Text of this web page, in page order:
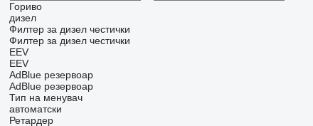
Гориво
дизел
Филтер за дизел честички
Филтер за дизел честички
EEV
EEV
AdBlue резервоар
AdBlue резервоар
Тип на менувач
автоматски
Ретардер